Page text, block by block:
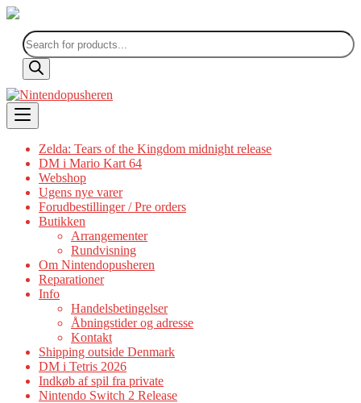
Products
search
Skip
to
content
Zelda: Tears of the Kingdom midnight release
DM i Mario Kart 64
Webshop
Ugens nye varer
Forudbestillinger / Pre orders
Butikken
Arrangementer
Rundvisning
Om Nintendopusheren
Reparationer
Info
Handelsbetingelser
Åbningstider og adresse
Kontakt
Shipping outside Denmark
DM i Tetris 2026
Indkøb af spil fra private
Nintendo Switch 2 Release